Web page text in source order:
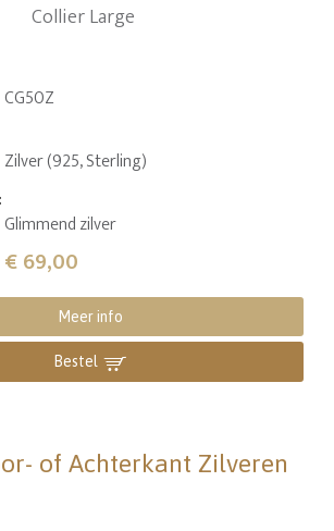
CG50Z
Zilver (925, Sterling)
:
Glimmend zilver
€ 69,00
Meer info
Bestel
of Achterkant Zilveren